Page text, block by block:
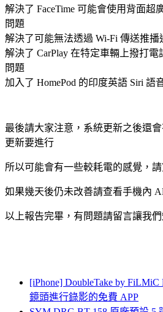
解決了 FaceTime 可能會使用背面超
問題
解決了可能無法透過 Wi-Fi 傳送推播
解決了 CarPlay 在特定車輛上撥打
問題
加入了 HomePod 的印度英語 Siri 語
最後請大家注意，系統更新之後還
更新要進行
所以可能會有一些較耗電的感覺，
如果幾天後仍未改善請查看手機內
以上報告完畢，有問題請留言讓我
[iPhone] DoubleTake by
鏡頭進行錄影的免費 APP